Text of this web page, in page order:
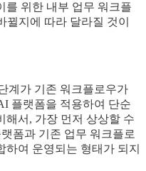
를 위한 내부 업무 워크플
지에 따라 달라질 것이
계가 기존 워크플로우가
플랫폼을 적용하여 단순
해서, 가장 먼저 상상할 수
폼과 기존 업무 워크플로
여 운영되는 형태가 되지